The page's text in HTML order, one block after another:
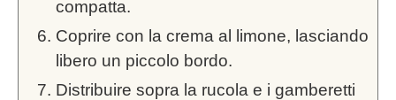
compatta.
Coprire con la crema al limone, lasciando
libero un piccolo bordo.
Distribuire sopra la rucola e i gamberetti